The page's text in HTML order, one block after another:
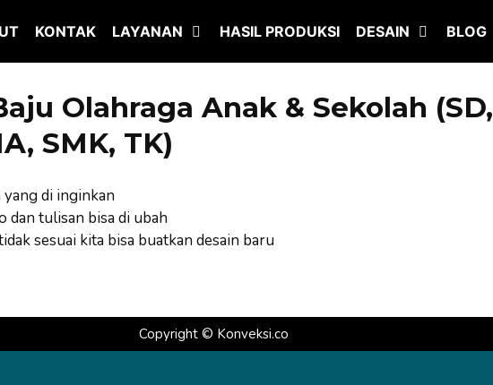
KONTAK LAYANAN HASIL PRODUKSI DESAIN BLOG
Olahraga Anak & Sekolah (SD,
SMK, TK)
yang di inginkan
dan tulisan bisa di ubah
sesuai kita bisa buatkan desain baru
Copyright © Konveksi.co